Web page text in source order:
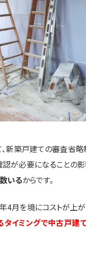
、新築戸建ての審査省
が必要になることの影
いるからです。
4月を境にコストが上
イミングで中古戸建